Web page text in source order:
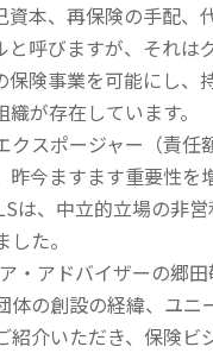
本、再保険の手配、
呼びますが、それは
険事業を可能にし、
織が存在しています
スポージャー（責
昨今ますます重要性
は、中立的立場の非
た。
・アドバイザーの郷
の創設の経緯、ユニ
介いただき、保険ビ